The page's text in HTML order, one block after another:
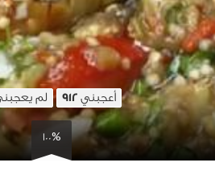
أعجبني 912 لم
100%